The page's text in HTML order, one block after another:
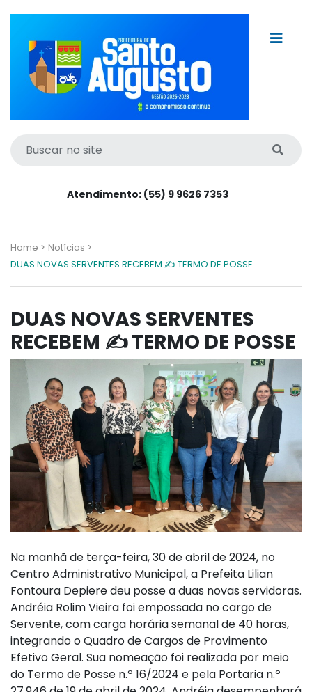
Atendimento: (55) 9 9626 7353
Home > Notícias >
DUAS NOVAS SERVENTES RECEBEM ✍️ TERMO DE POSSE
DUAS NOVAS SERVENTES
RECEBEM ✍️ TERMO DE POSSE
Na manhã de terça-feira, 30 de abril de 2024, no
Centro Administrativo Municipal, a Prefeita Lilian
Fontoura Depiere deu posse a duas novas servidoras.
Andréia Rolim Vieira foi empossada no cargo de
Servente, com carga horária semanal de 40 horas,
integrando o Quadro de Cargos de Provimento
Efetivo Geral. Sua nomeação foi realizada por meio
do Termo de Posse n.º 16/2024 e pela Portaria n.º